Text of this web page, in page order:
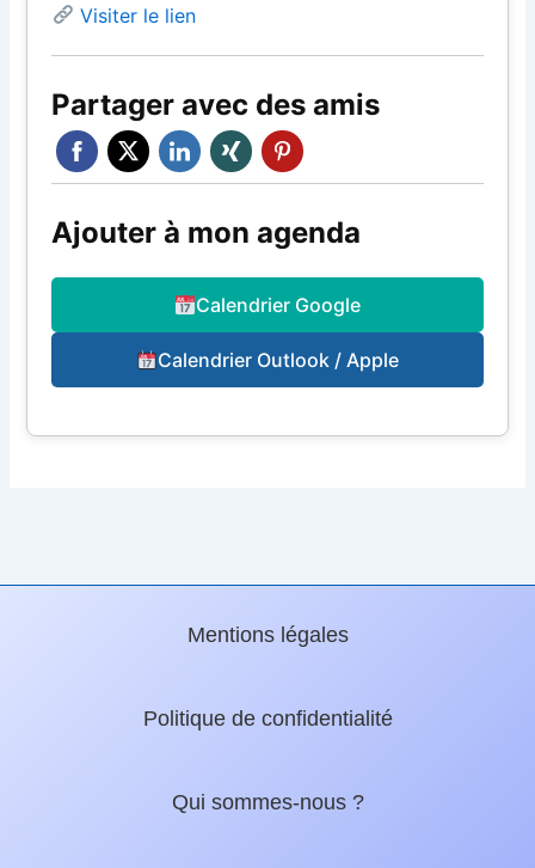
Visiter le lien
Partager avec des amis
Ajouter à mon agenda
Calendrier Google
Calendrier Outlook / Apple
Mentions légales
Politique de confidentialité
Qui sommes-nous ?